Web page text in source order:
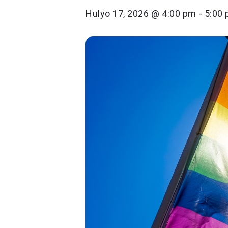
Hulyo 17, 2026 @ 4:00 pm - 5:00